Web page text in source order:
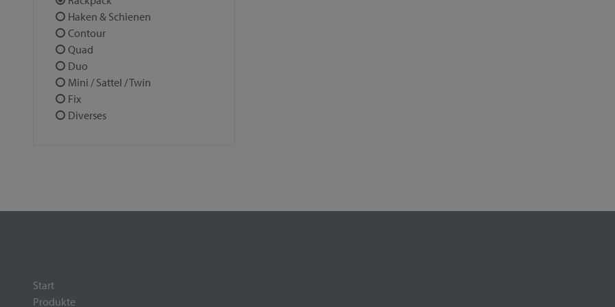
Haken & Schienen
Contour
Quad
Duo
Mini / Sattel / Twin
Fix
Diverses
Start
Produkte